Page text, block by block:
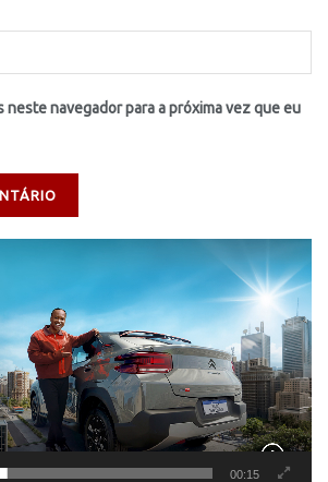
neste navegador para a próxima vez que eu
00:15